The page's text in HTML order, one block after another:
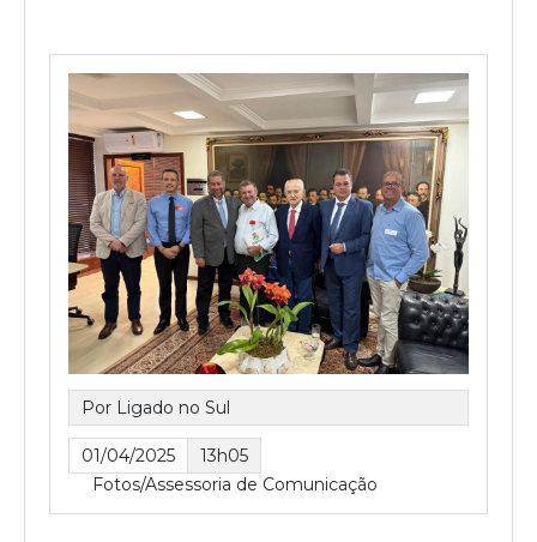
Por Ligado no Sul
01/04/2025
13h05
Fotos/Assessoria de Comunicação